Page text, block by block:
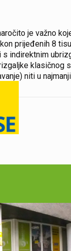
je važno
prijeđenih 8
s indirektnim
klasičnog
niti u